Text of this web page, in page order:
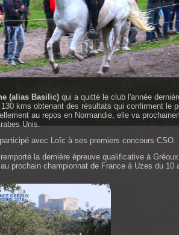
(alias Basilic) qui a quitté le club l'année
kms obtenant des résultats qui confirment le
au repos en Normandie, elle va
Unis.
avec Loîc à ses premiers concours CSO.
la dernière épreuve qualificative à
prochain championnat de France à Uzes du 10